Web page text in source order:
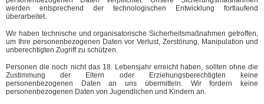
werden entsprechend der technologischen Entwicklung fortlaufend
überarbeitet.
Wir haben technische und organisatorische Sicherheitsmaßnahmen getroffen,
um Ihre personenbezogenen Daten vor Verlust, Zerstörung, Manipulation und
unberechtigten Zugriff zu schützen.
Personen die noch nicht das 18. Lebensjahr erreicht haben, sollten ohne die
Zustimmung der Eltern oder Erziehungsberechtigten keine
personenbezogenen Daten an uns übermitteln. Wir fordern keine
personenbezogenen Daten von Jugendlichen und Kindern an.